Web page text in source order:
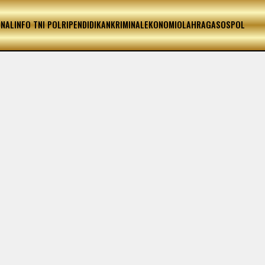
INFO TNI POLRIPENDIDIKANKRIMINALEKONOMIOLAHRAGASOSPOL